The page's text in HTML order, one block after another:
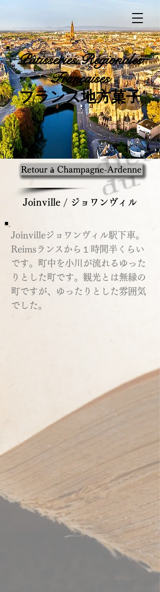
PâtisseriesRégionales
Françaises
​フランス地方菓子
Retour à Champagne-Ardenne
Joinville / ジョワンヴィル
Joinvilleジョワンヴィル駅下車。
Reimsランスから１時間半くらい
です。町中を小川が流れるゆった
りとした町です。観光とは無縁の
町ですが、ゆったりとした雰囲気
でした。